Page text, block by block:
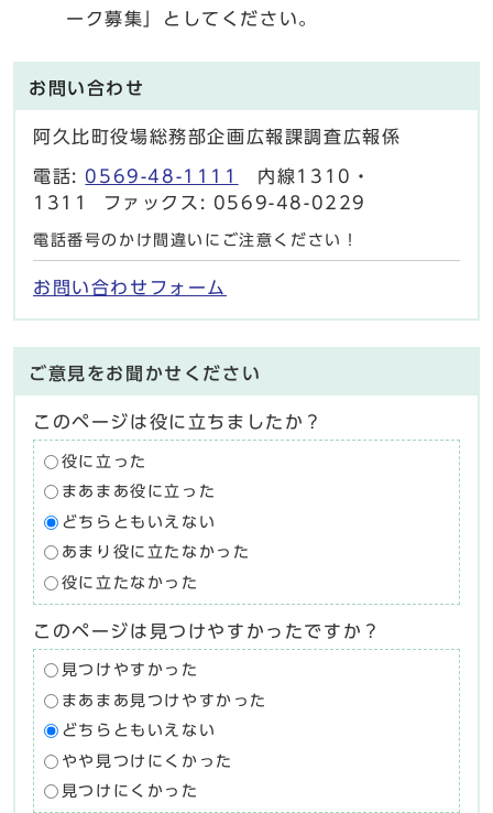
ーク募集」としてください。
お問い合わせ
阿久比町役場総務部企画広報課調査広報係
電話: 0569-48-1111
内線1310・
1311 ファックス: 0569-48-0229
電話番号のかけ間違いにご注意ください！
お問い合わせフォーム
ご意見をお聞かせください
このページは役に立ちましたか？
役に立った
まあまあ役に立った
どちらともいえない
あまり役に立たなかった
役に立たなかった
このページは見つけやすかったですか？
見つけやすかった
まあまあ見つけやすかった
どちらともいえない
やや見つけにくかった
見つけにくかった